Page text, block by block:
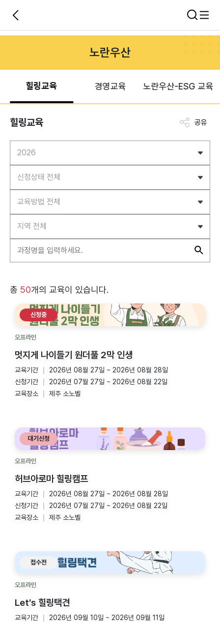
노란우산
힐링교육 경영교육 노란우산-ESG 교육
힐링교육 공유
총 50개의 교육이 있습니다.
신청중
오프라인
멋지게 나이들기 원더풀 2막 인생
교육기간
2026년 08월 27일 ~ 2026년 08월 28일
신청기간
2026년 07월 27일 ~ 2026년 08월 22일
교육장소
제주 소노벨
대기신청
오프라인
허브아로마 힐링캠프
교육기간
2026년 08월 27일 ~ 2026년 08월 28일
신청기간
2026년 07월 27일 ~ 2026년 08월 22일
교육장소
제주 소노벨
접수전
오프라인
Let’s 힐링택견
교육기간
2026년 09월 10일 ~ 2026년 09월 11일